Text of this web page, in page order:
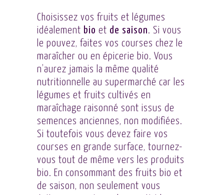
Choisissez vos fruits et légumes
idéalement bio et de saison. Si vous
le pouvez, faites vos courses chez le
maraîcher ou en épicerie bio. Vous
n’aurez jamais la même qualité
nutritionnelle au supermarché car les
légumes et fruits cultivés en
maraîchage raisonné sont issus de
semences anciennes, non modifiées.
Si toutefois vous devez faire vos
courses en grande surface, tournez-
vous tout de même vers les produits
bio. En consommant des fruits bio et
de saison, non seulement vous